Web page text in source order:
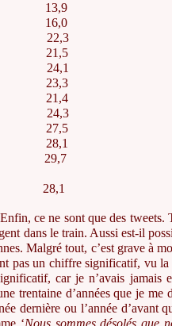
13,9
24,3
28,1
29,7
ce ne sont que des tweets.
dans le train. Aussi est-il
Malgré tout, c’est grave à
pas un chiffre significatif, vu
car je n’avais jamais
trentaine d’années que je me
dernière ou l’année d’avant
‘Nous sommes désolés que